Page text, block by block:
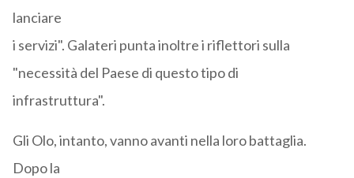
lanciare
i servizi". Galateri punta inoltre i riflettori sulla
"necessità del Paese di questo tipo di
infrastruttura".
Gli Olo, intanto, vanno avanti nella loro battaglia.
Dopo la